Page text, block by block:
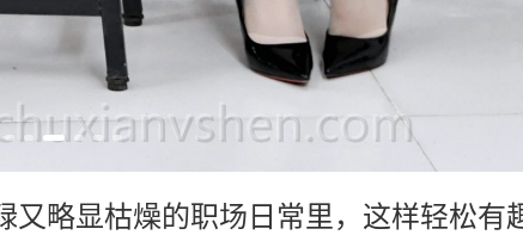
略显枯燥的职场日常里，这样轻松有